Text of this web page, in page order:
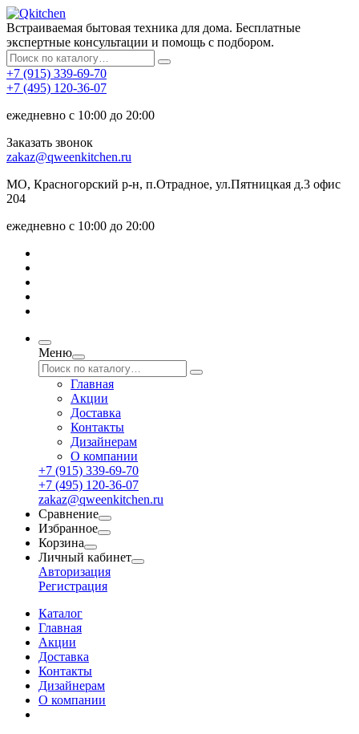
Встраиваемая бытовая техника для дома. Бесплатные
экспертные консультации и помощь с подбором.
+7 (915) 339-69-70
+7 (495) 120-36-07
ежедневно с 10:00 до 20:00
Заказать звонок
zakaz@qweenkitchen.ru
МО, Красногорский р-н, п.Отрадное, ул.Пятницкая д.3 офис
204
ежедневно с 10:00 до 20:00
Меню
Главная
Акции
Доставка
Контакты
Дизайнерам
О компании
+7 (915) 339-69-70
+7 (495) 120-36-07
zakaz@qweenkitchen.ru
Сравнение
Избранное
Корзина
Личный кабинет
Авторизация
Регистрация
Каталог
Главная
Акции
Доставка
Контакты
Дизайнерам
О компании